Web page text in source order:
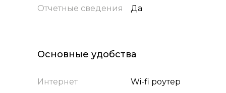
Отчетные сведения Да
Интернет
Основные удобства
Wi-fi роутер